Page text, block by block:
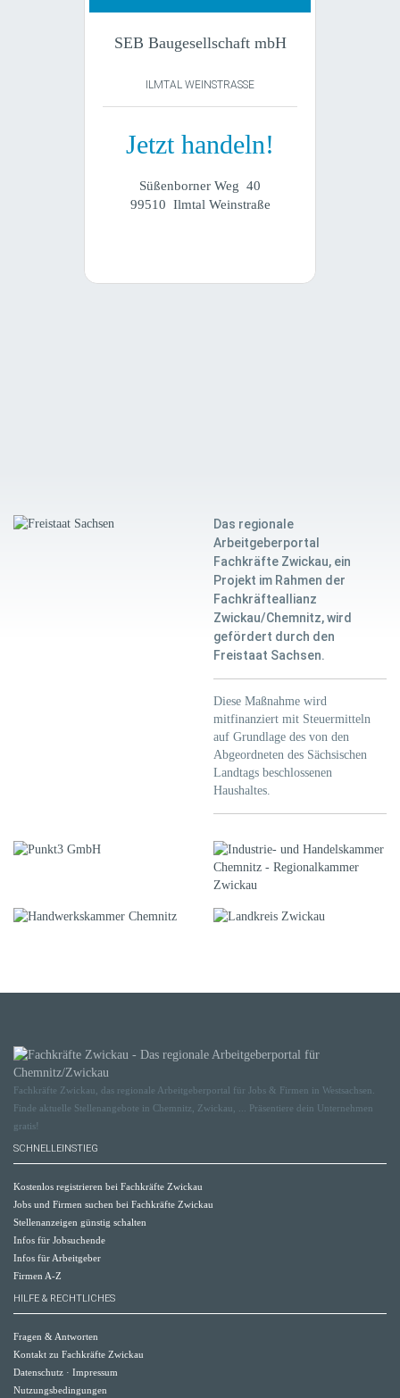
SEB Baugesellschaft mbH
ILMTAL WEINSTRASSE
Jetzt handeln!
Süßenborner Weg 40
99510 Ilmtal Weinstraße
Das regionale
Arbeitgeberportal
Fachkräfte Zwickau, ein
Projekt im Rahmen der
Fachkräfteallianz
Zwickau/Chemnitz, wird
gefördert durch den
Freistaat Sachsen.
Diese Maßnahme wird
mitfinanziert mit Steuermitteln
auf Grundlage des von den
Abgeordneten des Sächsischen
Landtags beschlossenen
Haushaltes.
Fachkräfte Zwickau, das regionale Arbeitgeberportal für Jobs & Firmen in Westsachsen.
Finde aktuelle Stellenangebote in Chemnitz, Zwickau, ... Präsentiere dein Unternehmen
gratis!
SCHNELLEINSTIEG
Kostenlos registrieren bei Fachkräfte Zwickau
Jobs und Firmen suchen bei Fachkräfte Zwickau
Stellenanzeigen günstig schalten
Infos für Jobsuchende
Infos für Arbeitgeber
Firmen A-Z
HILFE & RECHTLICHES
Fragen & Antworten
Kontakt zu Fachkräfte Zwickau
Datenschutz · Impressum
Nutzungsbedingungen